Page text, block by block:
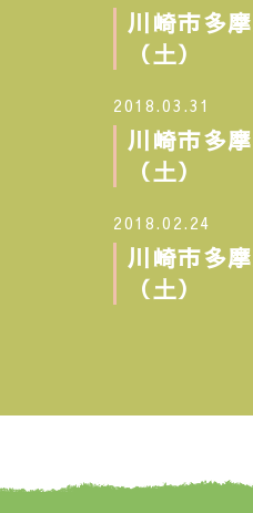
川崎市多
（土）
2018.03.31
川崎市多
（土）
2018.02.24
川崎市多
（土）